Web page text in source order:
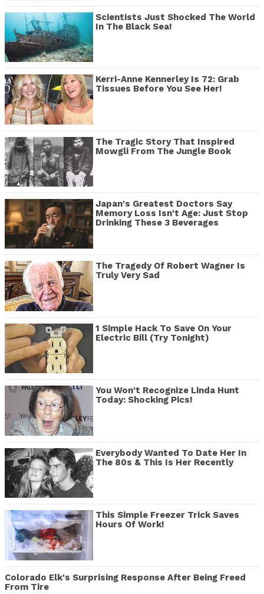
Scientists Just Shocked The World
In The Black Sea!
Kerri-Anne Kennerley Is 72: Grab
Tissues Before You See Her!
The Tragic Story That Inspired
Mowgli From The Jungle Book
Japan's Greatest Doctors Say
Memory Loss Isn't Age: Just Stop
Drinking These 3 Beverages
The Tragedy Of Robert Wagner Is
Truly Very Sad
1 Simple Hack To Save On Your
Electric Bill (Try Tonight)
You Won't Recognize Linda Hunt
Today: Shocking Pics!
Everybody Wanted To Date Her In
The 80s & This Is Her Recently
This Simple Freezer Trick Saves
Hours Of Work!
Colorado Elk's Surprising Response After Being Freed
From Tire